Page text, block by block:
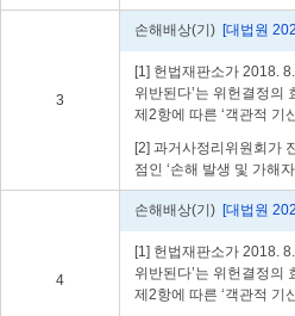
3
손해배상(기) [대법원
[1] 헌법재판소가 2018.
위반된다’는 위헌결정의
제2항에 따른 ‘객관적 기
[2] 과거사정리위원회가
점인 ‘손해 발생 및 가해
4
손해배상(기) [대법원
[1] 헌법재판소가 2018.
위반된다’는 위헌결정의
제2항에 따른 ‘객관적 기